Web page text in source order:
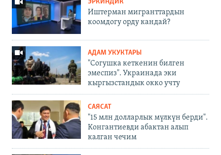
ЭРКИНДИК
Иштерман мигранттардын
коомдогу орду кандай?
АДАМ УКУКТАРЫ
"Согушка кеткенин билген
эмеспиз". Украинада эки
кыргызстандык окко учту
САЯСАТ
"15 млн долларлык мүлкүн берди".
Конгантиевди абактан алып
калган чечим